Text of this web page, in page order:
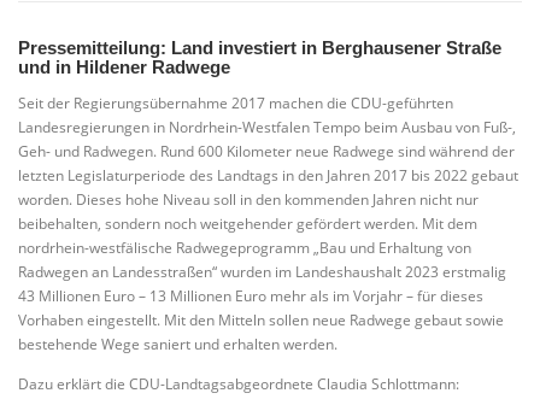
Pressemitteilung: Land investiert in Berghausener Straße
und in Hildener Radwege
Seit der Regierungsübernahme 2017 machen die CDU-geführten
Landesregierungen in Nordrhein-Westfalen Tempo beim Ausbau von Fuß-,
Geh- und Radwegen. Rund 600 Kilometer neue Radwege sind während der
letzten Legislaturperiode des Landtags in den Jahren 2017 bis 2022 gebaut
worden. Dieses hohe Niveau soll in den kommenden Jahren nicht nur
beibehalten, sondern noch weitgehender gefördert werden. Mit dem
nordrhein-westfälische Radwegeprogramm „Bau und Erhaltung von
Radwegen an Landesstraßen“ wurden im Landeshaushalt 2023 erstmalig
43 Millionen Euro – 13 Millionen Euro mehr als im Vorjahr – für dieses
Vorhaben eingestellt. Mit den Mitteln sollen neue Radwege gebaut sowie
bestehende Wege saniert und erhalten werden.
Dazu erklärt die CDU-Landtagsabgeordnete Claudia Schlottmann: